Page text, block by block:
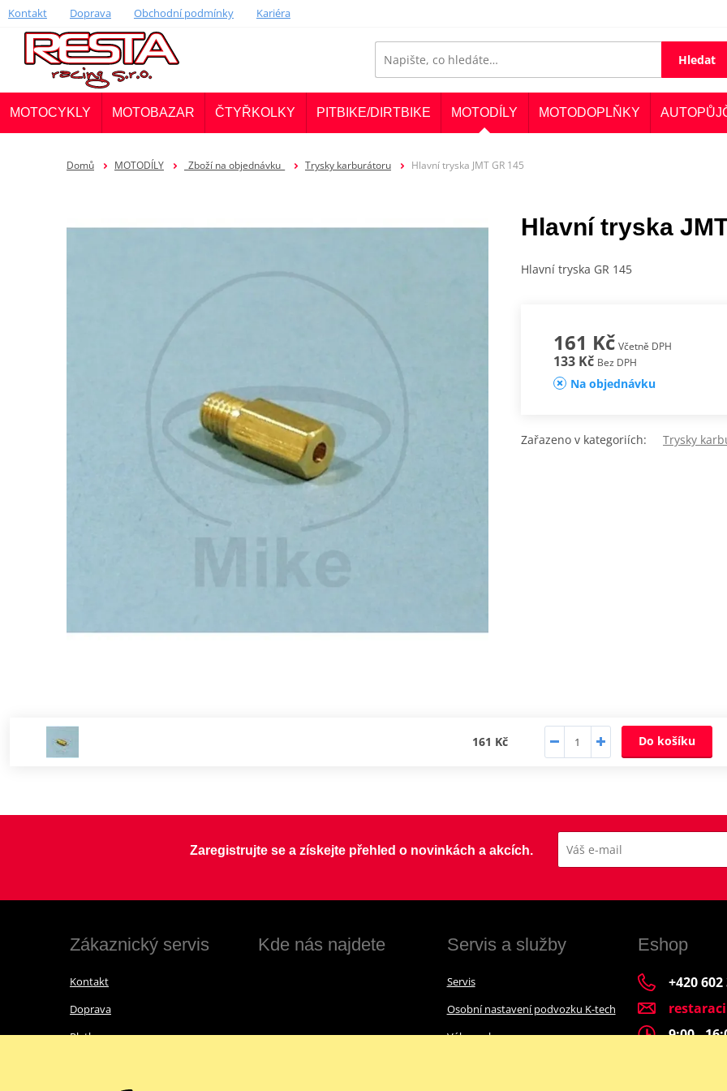
Kontakt Doprava Obchodní podmínky Kariéra
Hledat
MOTOCYKLY MOTOBAZAR ČTYŘKOLKY PITBIKE/DIRTBIKE MOTODÍLY MOTODOPLŇKY
Domů MOTODÍLY _Zboží na objednávku_ Trysky karburátoru Hlavní tryska JMT GR 145
Hlavní tryska
Hlavní tryska GR 145
161 Kč Včetně DPH
133 Kč Bez DPH
Na objednávku
Zařazeno v kategoriích: Trysky
161 Kč Do košíku
Zaregistrujte se a získejte přehled o novinkách a akcích.
Zákaznický servis
Kontakt
Doprava
Platba
Kde nás najdete Servis a služby
Servis
Osobní nastavení podvozku K-tech
Výkup a bazar
Eshop
+420 602
9:00 -